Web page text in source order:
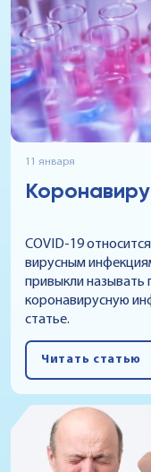
11 января
COVID-19
вирусным
привыкли называть
коронавирусную
статье.
Читать статью